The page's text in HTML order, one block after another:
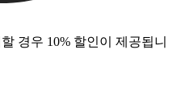
경우 10% 할인이 제공됩니